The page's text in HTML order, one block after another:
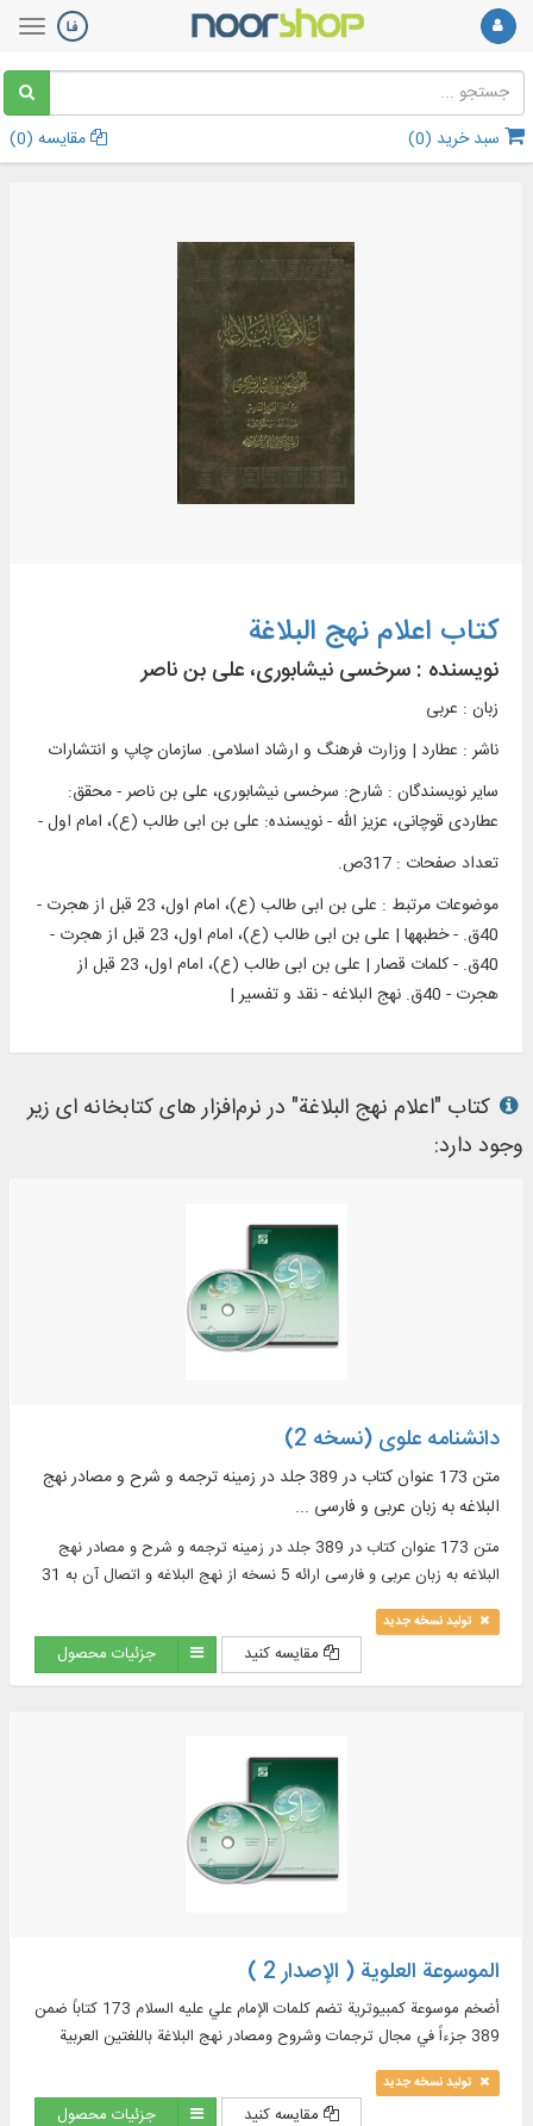
سبد خرید (0
) مقایسه (0
)
کتاب اعلام نهج البلاغة
نویسنده : سرخسی نیشابوری، علی بن ناصر
زبان : عربی
ناشر : عطارد | وزارت فرهنگ و ارشاد اسلامی. سازمان چاپ و انتشارات
سایر نویسندگان : شارح: سرخسی نیشابوری، علی بن ناصر - محقق:
عطاردی قوچانی، عزیز الله - نویسنده: علی بن ابی طالب (ع)، امام اول -
تعداد صفحات : 317ص.
موضوعات مرتبط :
علی بن ابی طالب (ع)، امام اول، 23 قبل از هجرت -
40ق. - خطبه‎ها | علی بن ابی طالب (ع)، امام اول، 23 قبل از هجرت -
40ق. - کلمات قصار | علی بن ابی طالب (ع)، امام اول، 23 قبل از
هجرت - 40ق. نهج البلاغه - نقد و تفسیر |
کتاب "اعلام نهج البلاغة" در نرم‌افزار های کتابخانه ای زیر
وجود دارد:
دانشنامه علوی (نسخه 2)
متن 173 عنوان کتاب در 389 جلد در زمینه ترجمه و شرح و مصادر نهج
البلاغه به زبان عربی و فارسی ...
متن 173 عنوان کتاب در 389 جلد در زمینه ترجمه و شرح و مصادر نهج
البلاغه به زبان عربی و فارسی ارائه 5 نسخه از نهج البلاغه و اتصال آن به 31
ترجمه فارسی و زبان‌‌های
تولید نسخه جدید
مقایسه کنید جزئیات محصول
الموسوعة العلوية ( الإصدار 2 )
أضخم موسوعة كمبيوترية تضم كلمات الإمام علي عليه السلام 173 کتاباً ضمن
389 جزءاً في مجال ترجمات وشروح ومصادر نهج البلاغة باللغتين العربية
والفارسية...
تولید نسخه جدید
مقایسه کنید جزئیات محصول